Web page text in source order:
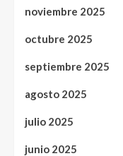
noviembre 2025
octubre 2025
septiembre 2025
agosto 2025
julio 2025
junio 2025